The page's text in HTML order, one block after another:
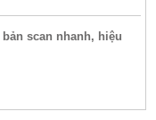
scan nhanh, hiệu